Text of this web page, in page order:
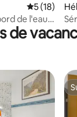
: 4,92
Évaluation
5 (18)
de l'eau
de